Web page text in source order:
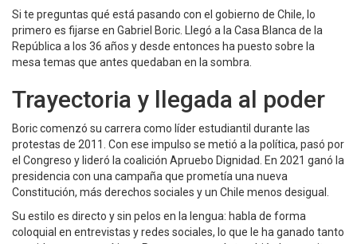
Si te preguntas qué está pasando con el gobierno de Chile, lo
primero es fijarse en Gabriel Boric. Llegó a la Casa Blanca de la
República a los 36 años y desde entonces ha puesto sobre la
mesa temas que antes quedaban en la sombra.
Trayectoria y llegada al poder
Boric comenzó su carrera como líder estudiantil durante las
protestas de 2011. Con ese impulso se metió a la política, pasó por
el Congreso y lideró la coalición Apruebo Dignidad. En 2021 ganó la
presidencia con una campaña que prometía una nueva
Constitución, más derechos sociales y un Chile menos desigual.
Su estilo es directo y sin pelos en la lengua: habla de forma
coloquial en entrevistas y redes sociales, lo que le ha ganado tanto